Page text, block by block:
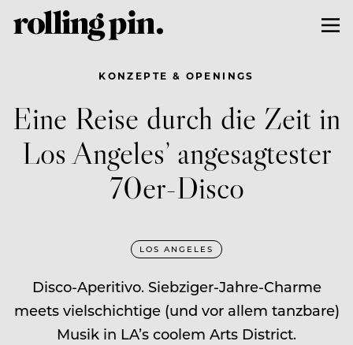
KONZEPTE & OPENINGS
Eine Reise durch die Zeit in
Los Angeles’ angesagtester
70er-Disco
LOS ANGELES
Disco-Aperitivo. Siebziger-Jahre-Charme
meets vielschichtige (und vor allem tanzbare)
Musik in LA’s coolem Arts District.